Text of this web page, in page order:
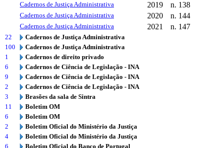
Cadernos de Justiça Administrativa 2019 n. 138
Cadernos de Justiça Administrativa 2020 n. 144
Cadernos de Justiça Administrativa 2021 n. 147
22
Cadernos de Justiça Administrativa
100
Cadernos de Justiça Administrativa
1
Cadernos de direito privado
6
Cadernos de Ciência de Legislação - INA
9
Cadernos de Ciência de Legislação - INA
2
Cadernos de Ciência de Legislação - INA
3
Brasões da sala de Sintra
11
Boletim OM
6
Boletim OM
2
Boletim Oficial do Ministério da Justiça
4
Boletim Oficial do Ministério da Justiça
6
Boletim Oficial do Banco de Portugal